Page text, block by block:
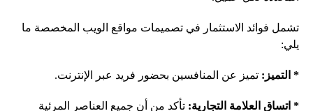
تشمل فوائد الاستثمار في تصميمات مواقع الويب المخصصة ما
يلي:
* التميز: تميز عن المنافسين بحضور فريد عبر الإنترنت.
* اتساق العلامة التجارية: تأكد من أن جميع العناصر المرئية